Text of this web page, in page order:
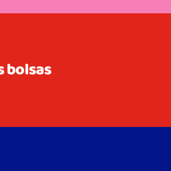
bolsas